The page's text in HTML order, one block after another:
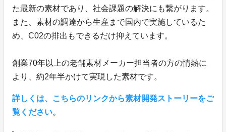
た最新の素材であり、社会課題の解決にも繋がります。
また、素材の調達から生産まで国内で実施しているた
め、C02の排出もできるだけ抑えています。
創業70年以上の老舗素材メーカー担当者の方の情熱に
より、約2年半かけて実現した素材です。
詳しくは、こちらのリンクから素材開発ストーリーをご
覧ください。